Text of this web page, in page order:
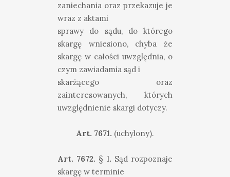
zaniechania oraz przekazuje je
wraz z aktami
sprawy do sądu, do którego
skargę wniesiono, chyba że
skargę w całości uwzględnia, o
czym zawiadamia sąd i
skarżącego oraz
zainteresowanych, których
uwzględnienie skargi dotyczy.
Art. 7671. (uchylony).
Art. 7672. § 1. Sąd rozpoznaje
skargę w terminie